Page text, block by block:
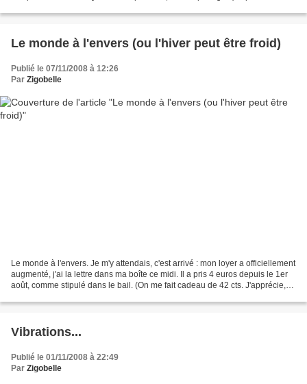
Le monde à l'envers (ou l'hiver peut être froid)
Publié le 07/11/2008 à 12:26
Par Zigobelle
Le monde à l'envers. Je m'y attendais, c'est arrivé : mon loyer a officiellement
augmenté, j'ai la lettre dans ma boîte ce midi. Il a pris 4 euros depuis le 1er
août, comme stipulé dans le bail. (On me fait cadeau de 42 cts. J'apprécie,
Vibrations...
Publié le 01/11/2008 à 22:49
Par Zigobelle